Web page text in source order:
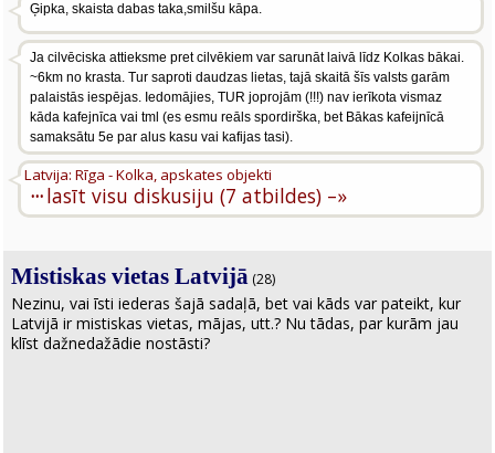
Ģipka, skaista dabas taka,smilšu kāpa.
Ja cilvēciska attieksme pret cilvēkiem var sarunāt laivā līdz Kolkas bākai.
~6km no krasta. Tur saproti daudzas lietas, tajā skaitā šīs valsts garām
palaistās iespējas. Iedomājies, TUR joprojām (!!!) nav ierīkota vismaz
kāda kafejnīca vai tml (es esmu reāls spordirška, bet Bākas kafeijnīcā
samaksātu 5e par alus kasu vai kafijas tasi).
···
Latvija: Rīga - Kolka, apskates objekti
lasīt visu diskusiju (7 atbildes) –»
Mistiskas vietas Latvijā (28)
Nezinu, vai īsti iederas šajā sadaļā, bet vai kāds var pateikt, kur
Latvijā ir mistiskas vietas, mājas, utt.? Nu tādas, par kurām jau
klīst dažnedažādie nostāsti?